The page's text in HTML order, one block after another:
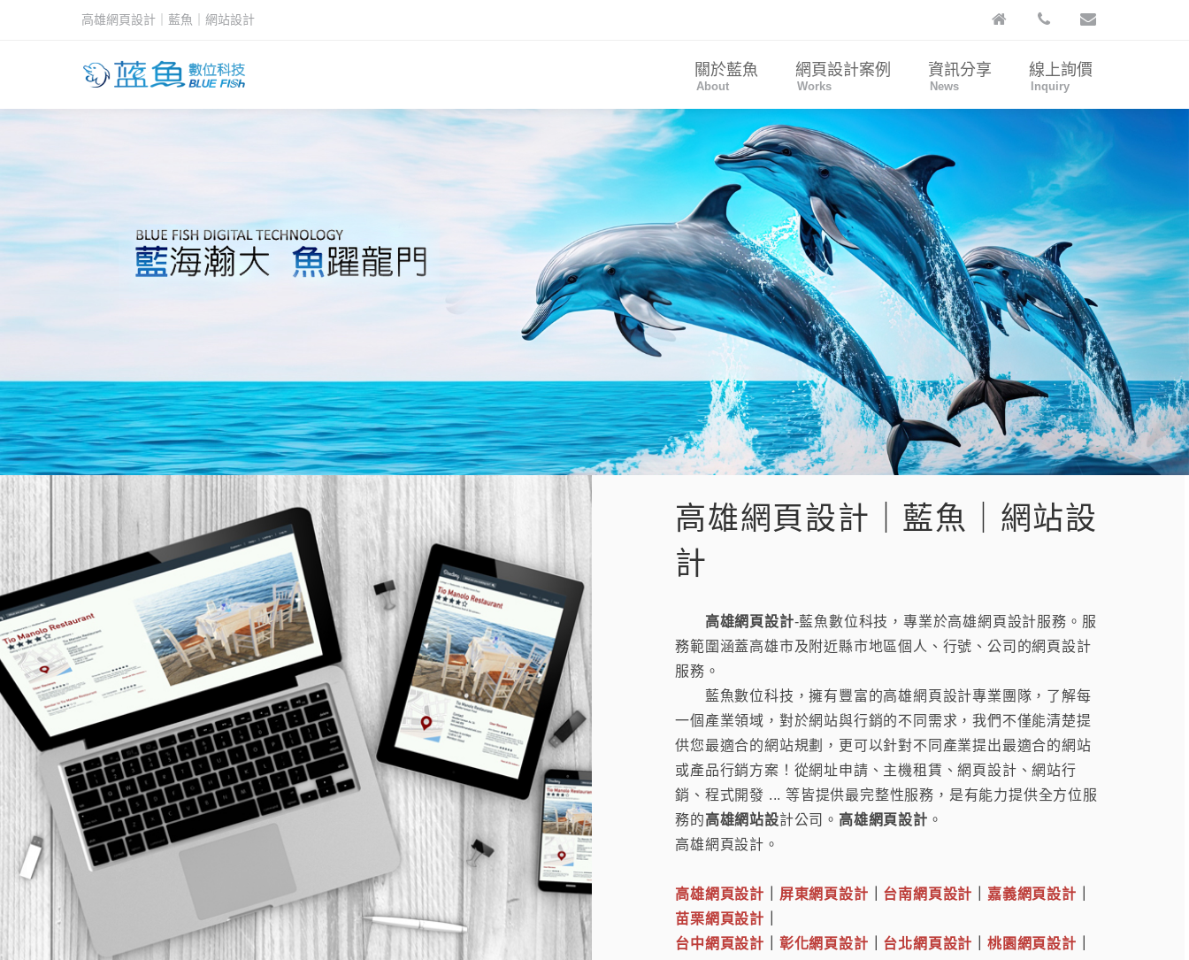
高雄網頁設計｜藍魚｜網站設計
關於藍魚
About
網頁設計案例
Works
資訊分享
News
線上詢價
Inquiry
高雄網頁設計｜藍魚｜網站設
計
高雄網頁設計-藍魚數位科技，專業於高雄網頁設計服務。服
務範圍涵蓋高雄市及附近縣市地區個人、行號、公司的網頁設計
服務。
藍魚數位科技，擁有豐富的高雄網頁設計專業團隊，了解每
一個產業領域，對於網站與行銷的不同需求，我們不僅能清楚提
供您最適合的網站規劃，更可以針對不同產業提出最適合的網站
或產品行銷方案！從網址申請、主機租賃、網頁設計、網站行
銷、程式開發 ... 等皆提供最完整性服務，是有能力提供全方位服
務的高雄網站設計公司。 高雄網頁設計 。
高雄網頁設計。
高雄網頁設計 屏東網頁設計 台南網頁設計 嘉義網頁設計
苗栗網頁設計
台中網頁設計
彰化網頁設計 台北網頁設計 ｜桃園網頁設計